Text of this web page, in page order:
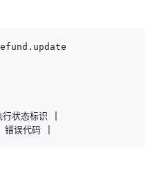
状态标识 |
误代码 |